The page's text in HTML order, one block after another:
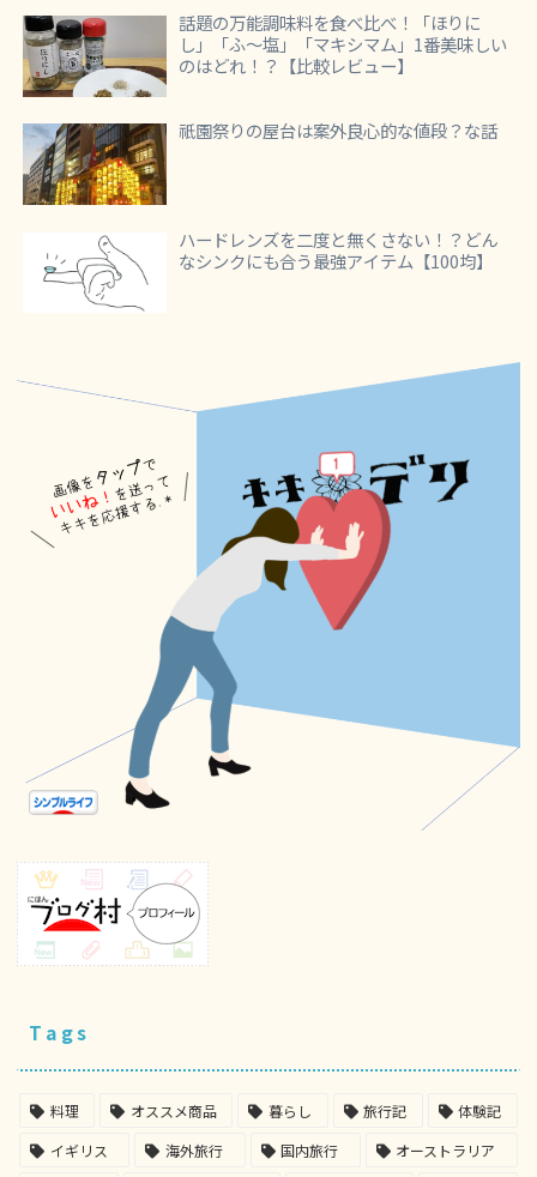
話題の万能調味料を食べ比べ！「ほりに
し」「ふ～塩」「マキシマム」1番美味しい
のはどれ！？【比較レビュー】
祇園祭りの屋台は案外良心的な値段？な話
ハードレンズを二度と無くさない！？どん
なシンクにも合う最強アイテム【100均】
Tags
料理 オススメ商品 暮らし 旅行記
体験記
イギリス
海外旅行 国内旅行
オーストラリア